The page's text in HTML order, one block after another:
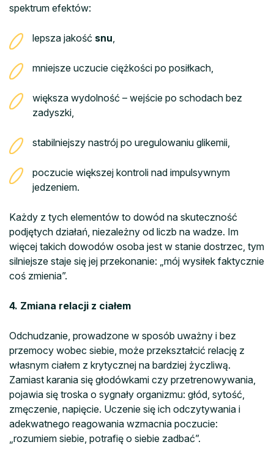
spektrum efektów:
lepsza jakość snu
mniejsze uczucie ciężkości po posiłkach,
większa wydolność – wejście po schodach bez
zadyszki,
stabilniejszy nastrój po uregulowaniu glikemii,
poczucie większej kontroli nad impulsywnym
jedzeniem.
Każdy z tych elementów to dowód na skuteczność
podjętych działań, niezależny od liczb na wadze. Im
więcej takich dowodów osoba jest w stanie dostrzec, tym
silniejsze staje się jej przekonanie: „mój wysiłek faktycznie
coś zmienia”.
4. Zmiana relacji z ciałem
Odchudzanie, prowadzone w sposób uważny i bez
przemocy wobec siebie, może przekształcić relację z
własnym ciałem z krytycznej na bardziej życzliwą.
Zamiast karania się głodówkami czy przetrenowywania,
pojawia się troska o sygnały organizmu: głód, sytość,
zmęczenie, napięcie. Uczenie się ich odczytywania i
adekwatnego reagowania wzmacnia poczucie:
„rozumiem siebie, potrafię o siebie zadbać”.